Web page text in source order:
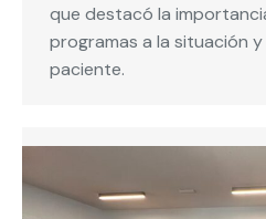
que destacó la
programas a la situación
paciente.